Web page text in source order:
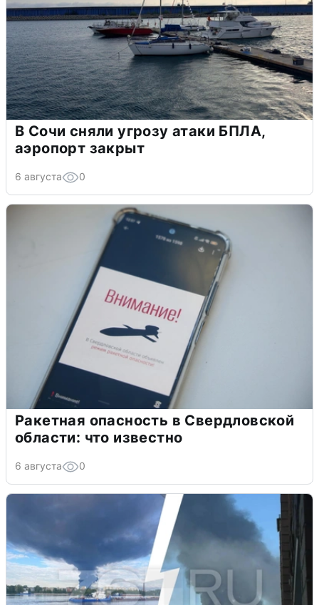
В Сочи сняли угрозу атаки БПЛА,
аэропорт закрыт
6 августа 0
Ракетная опасность в Свердловской
области: что известно
6 августа 0